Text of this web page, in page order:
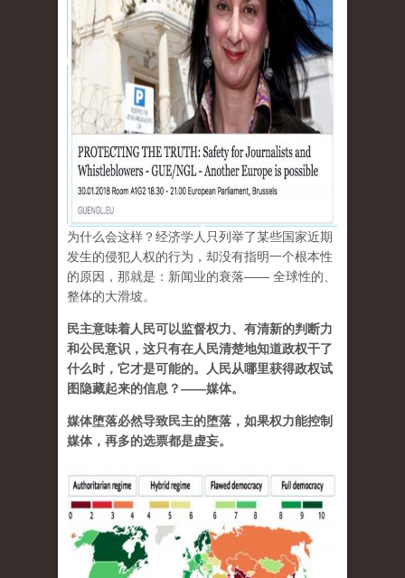
为什么会这样？经济学人只列举了某些国家近期
发生的侵犯人权的行为，却没有指明一个根本性
的原因，那就是：新闻业的衰落—— 全球性的、
整体的大滑坡。
民主意味着人民可以监督权力、有清新的判断力
和公民意识，这只有在人民清楚地知道政权干了
什么时，它才是可能的。人民从哪里获得政权试
图隐藏起来的信息？——媒体。
媒体堕落必然导致民主的堕落，如果权力能控制
媒体，再多的选票都是虚妄。